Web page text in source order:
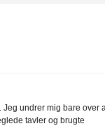
Jeg undrer mig bare over
tavler og brugte